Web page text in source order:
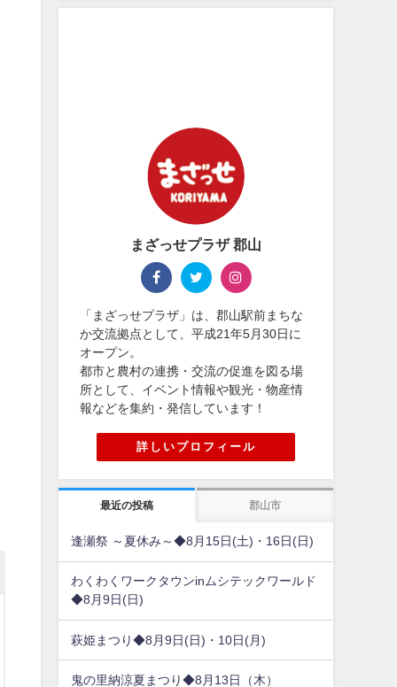
まざっせプラザ 郡山
「まざっせプラザ」は、郡山駅前まちな
か交流拠点として、平成21年5月30日に
オープン。
都市と農村の連携・交流の促進を図る場
所として、イベント情報や観光・物産情
報などを集約・発信しています！
詳しいプロフィール
最近の投稿 郡山市
逢瀬祭 ～夏休み～◆8月15日(土)・16日(日)
わくわくワークタウンinムシテックワールド
◆8月9日(日)
萩姫まつり◆8月9日(日)・10日(月)
鬼の里納涼夏まつり◆8月13日（木）